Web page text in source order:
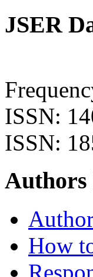
JSER
ISSN:
ISSN:
How